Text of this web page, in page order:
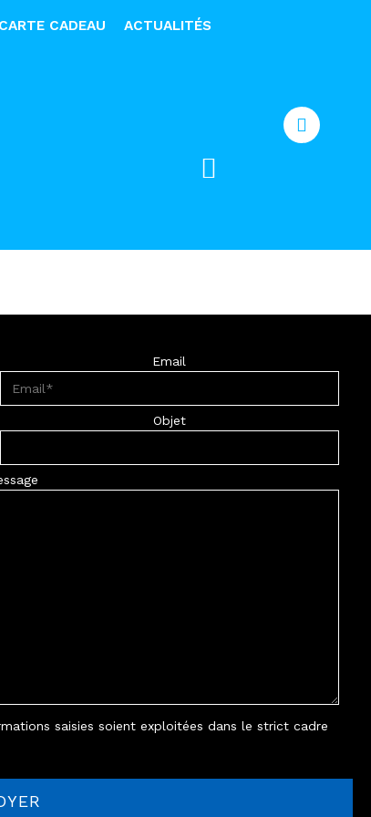
CARTE CADEAU ACTUALITÉS
Email
Objet
saisies soient exploitées dans le strict cadre